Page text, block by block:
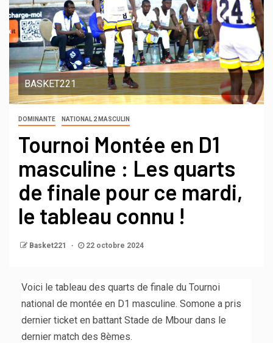
BASKET221
DOMINANTE NATIONAL 2 MASCULIN
Tournoi Montée en D1
masculine : Les quarts
de finale pour ce mardi,
le tableau connu !
Basket221 22 octobre 2024
Voici le tableau des quarts de finale du Tournoi
national de montée en D1 masculine. Somone a pris
dernier ticket en battant Stade de Mbour dans le
dernier match des 8èmes.